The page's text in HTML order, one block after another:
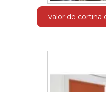
valor de cortina